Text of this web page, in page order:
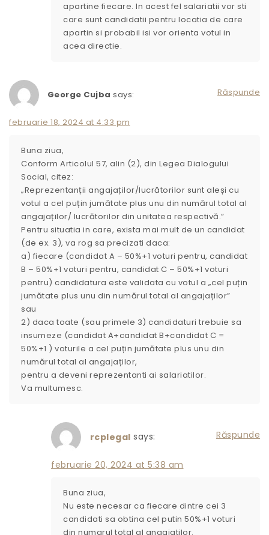
apartine fiecare. In acest fel salariatii vor sti
care sunt candidatii pentru locatia de care
apartin si probabil isi vor orienta votul in
acea directie.
Răspunde
George Cujba says:
februarie 18, 2024 at 4:33 pm
Buna ziua,
Conform Articolul 57, alin (2), din Legea Dialogului
Social, citez:
„Reprezentanții angajaților/lucrătorilor sunt aleși cu
votul a cel puțin jumătate plus unu din numărul total al
angajaților/ lucrătorilor din unitatea respectivă.”
Pentru situatia in care, exista mai mult de un candidat
(de ex. 3), va rog sa precizati daca:
a) fiecare (candidat A – 50%+1 voturi pentru, candidat
B – 50%+1 voturi pentru, candidat C – 50%+1 voturi
pentru) candidatura este validata cu votul a „cel puțin
jumătate plus unu din numărul total al angajaților”
sau
2) daca toate (sau primele 3) candidaturi trebuie sa
insumeze (candidat A+candidat B+candidat C =
50%+1 ) voturile a cel puțin jumătate plus unu din
numărul total al angajaților,
pentru a deveni reprezentanti ai salariatilor.
Va multumesc.
Răspunde
rcplegal says:
februarie 20, 2024 at 5:38 am
Buna ziua,
Nu este necesar ca fiecare dintre cei 3
candidati sa obtina cel putin 50%+1 voturi
din numarul total al angajatilor.